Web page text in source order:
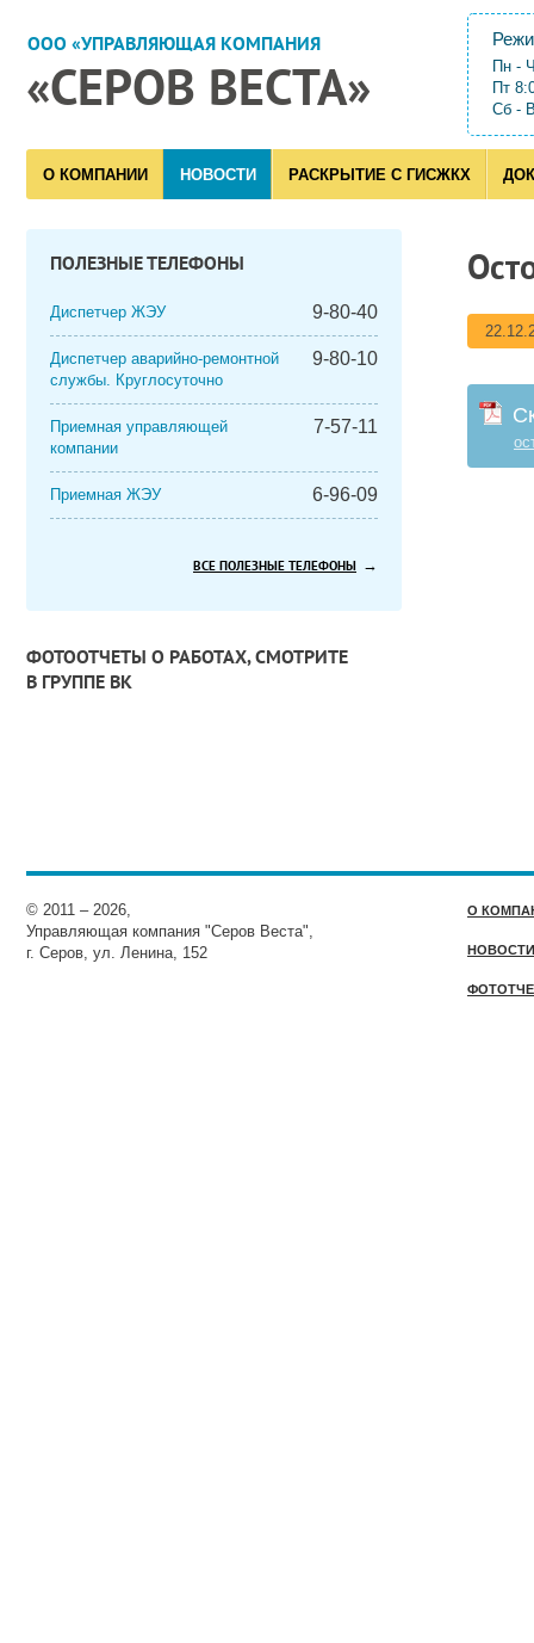
ООО «УПРАВЛЯЮЩАЯ КОМПАНИЯ
«СЕРОВ ВЕСТА»
Пн -
Пт
Сб -
О КОМПАНИИ НОВОСТИ РАСКРЫТИЕ С ГИСЖКХ
ПОЛЕЗНЫЕ ТЕЛЕФОНЫ
Диспетчер ЖЭУ 9-80-40
Диспетчер аварийно-ремонтной
службы. Круглосуточно
9-80-10
Приемная управляющей
компании
7-57-11
Приемная ЖЭУ 6-96-09
ВСЕ ПОЛЕЗНЫЕ ТЕЛЕФОНЫ →
ФОТООТЧЕТЫ О РАБОТАХ, СМОТРИТЕ
В ГРУППЕ ВК
© 2011 – 2026,
Управляющая компания "Серов Веста",
г. Серов, ул. Ленина, 152
О
НОВОСТИ